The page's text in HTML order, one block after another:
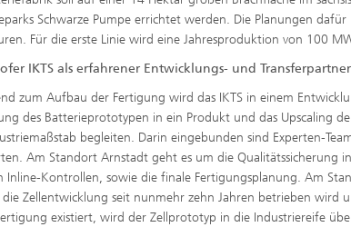
Schwarze Pumpe errichtet werden. Die Planungen
Für die erste Linie wird eine Jahresproduktion von 100
IKTS als erfahrener Entwi­cklungs- und Transferpartner
zum Aufbau der Fertigung wird das IKTS in einem
des Batterieprototypen in ein Produkt und das Upscaling
begleiten. Darin eingebunden sind Experten-
Am Standort Arnstadt geht es um die Qualitätssicherung
Inline-Kontrollen, sowie die finale Fertigungsplanung. Am
Zellent­wicklung seit nunmehr zehn Jahren betrieben wird
existiert, wird der Zellprototyp in die Industriereife